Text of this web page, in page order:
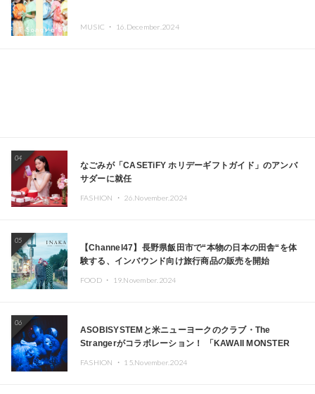
MUSIC ・ 16.December.2024
04
なごみが「CASETiFY ホリデーギフトガイド」のアンバ
サダーに就任
FASHION ・ 26.November.2024
05
【Channel47】長野県飯田市で“本物の日本の田舎“を体
験する、インバウンド向け旅行商品の販売を開始
FOOD ・ 19.November.2024
06
ASOBISYSTEMと米ニューヨークのクラブ・The
Strangerがコラボレーション！ 「KAWAII MONSTER
FASHION ・ 15.November.2024